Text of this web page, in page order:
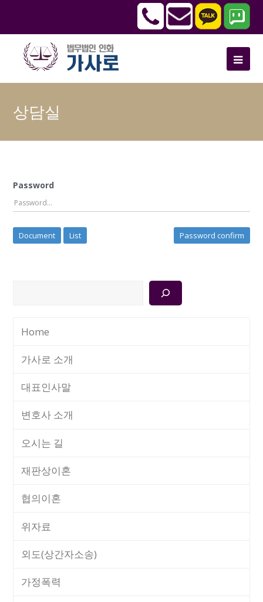
상담실
Password
Document List Password confirm
Home
가사로 소개
대표인사말
변호사 소개
오시는 길
재판상이혼
협의이혼
위자료
외도(상간자소송)
가정폭력